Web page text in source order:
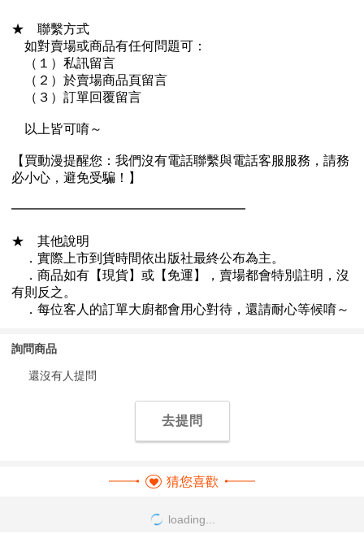
詢問商品
還沒有人提問
去提問
猜您喜歡
loading...